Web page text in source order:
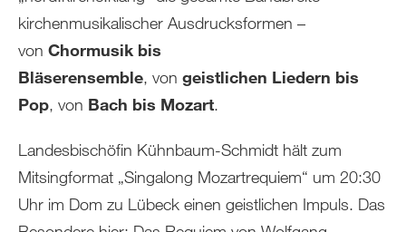
kirchenmusikalischer Ausdrucksformen –
von Chormusik bis
Bläserensemble, von geistlichen Liedern bis
Pop, von Bach bis Mozart.
Landesbischöfin Kühnbaum-Schmidt hält zum
Mitsingformat „Singalong Mozartrequiem“ um 20:30
Uhr im Dom zu Lübeck einen geistlichen Impuls. Das